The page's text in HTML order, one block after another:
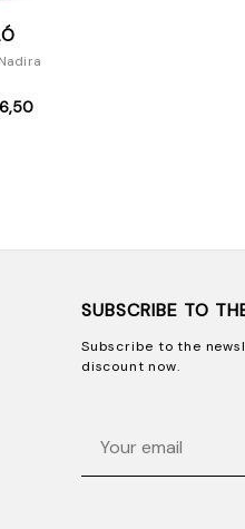
SUBSCRIBE TO
Subscribe to the
discount now.